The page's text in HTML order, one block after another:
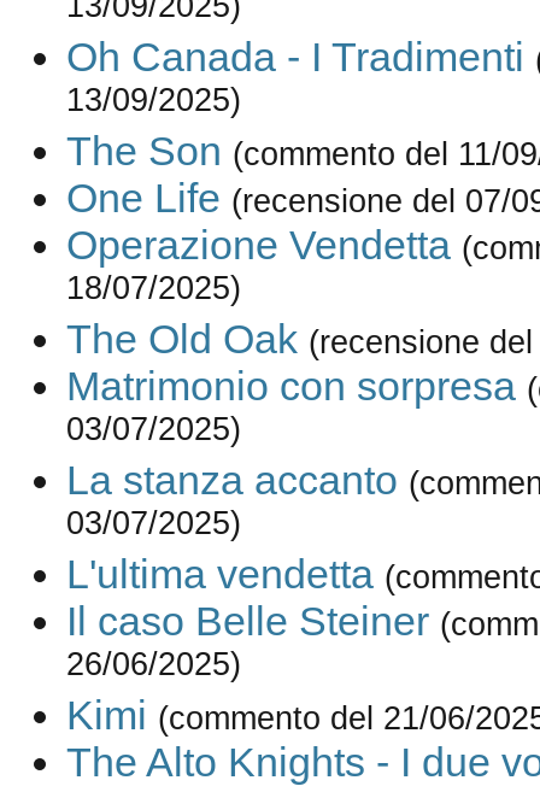
13/09/2025)
Oh Canada - I Tradimenti
13/09/2025)
The Son (commento del 11/
One Life (recensione del 07/
Operazione Vendetta
18/07/2025)
The Old Oak (recensione
Matrimonio con sorpresa
03/07/2025)
La stanza accanto
03/07/2025)
L'ultima vendetta
Il caso Belle Steiner
26/06/2025)
Kimi (commento del 21/06/
The Alto Knights - I due